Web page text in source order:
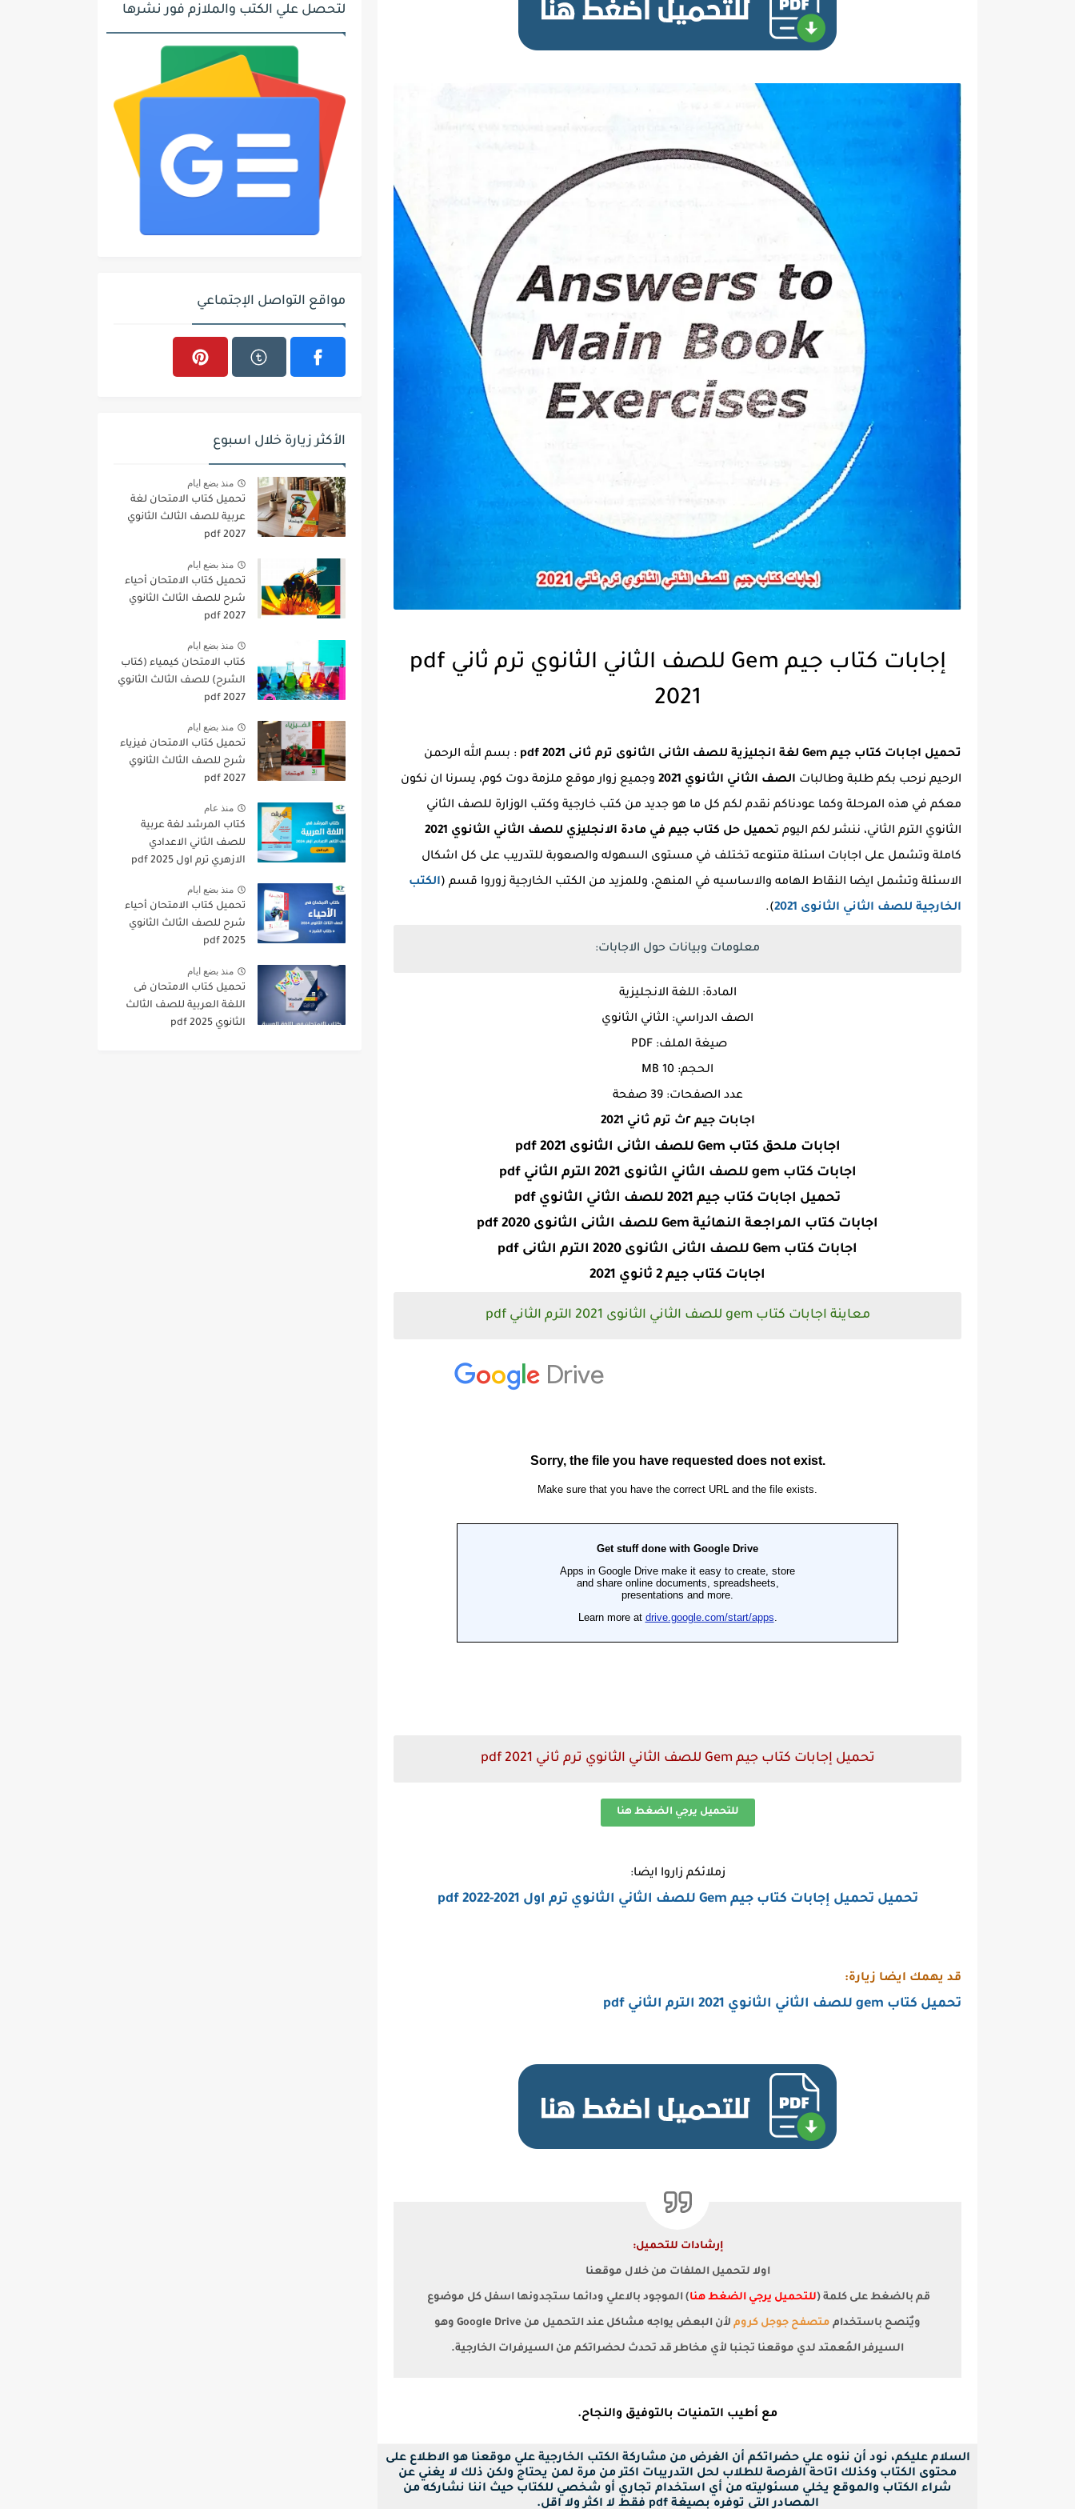
إجابات كتاب جيم Gem للصف الثاني الثانوي ترم ثاني pdf
2021
تحميل اجابات كتاب جيم Gem لغة انجليزية للصف الثانى الثانوى ترم ثانى 2021 pdf
: بسم الله الرحمن
الرحيم نرحب بكم طلبة وطالبات الصف الثاني الثانوي 2021
وجميع زوار موقع ملزمة دوت كوم، يسرنا ان نكون
معكم في هذه المرحلة وكما عودناكم نقدم لكم كل ما هو جديد من كتب خارجية وكتب الوزارة للصف الثاني
الثانوي الترم الثاني، ننشر لكم اليوم تحميل حل كتاب جيم في مادة الانجليزي للصف الثاني الثانوي 2021
كاملة وتشمل على اجابات اسئلة متنوعه تختلف في مستوى السهوله والصعوبة للتدريب على كل اشكال
الاسئلة وتشمل ايضا النقاط الهامه والاساسيه في المنهج، وللمزيد من الكتب الخارجية زوروا قسم (الكتب
الخارجية للصف الثاني الثانوى 2021
).
معلومات وبيانات حول الاجابات:
المادة: اللغة الانجليزية
الصف الدراسي: الثاني الثانوي
صيغة الملف: PDF
الحجم: 10 MB
عدد الصفحات: 39 صفحة
اجابات جيم ٢ث ترم ثاني 2021
اجابات ملحق كتاب Gem للصف الثانى الثانوى 2021 pdf
اجابات كتاب gem للصف الثاني الثانوى 2021 الترم الثاني pdf
تحميل اجابات كتاب جيم 2021 للصف الثاني الثانوي pdf
اجابات كتاب المراجعة النهائية Gem للصف الثانى الثانوى 2020 pdf
اجابات كتاب Gem للصف الثانى الثانوى 2020 الترم الثانى pdf
اجابات كتاب جيم 2 ثانوي 2021
معاينة اجابات كتاب gem للصف الثاني الثانوى 2021 الترم الثاني pdf
تحميل إجابات كتاب جيم Gem للصف الثاني الثانوي ترم ثاني pdf 2021
للتحميل يرجي الضغط هنا
زملائكم زاروا ايضا:
تحميل تحميل إجابات كتاب جيم Gem للصف الثاني الثانوي ترم اول pdf 2022-2021
قد يهمك ايضا زيارة:
تحميل كتاب gem للصف الثاني الثانوي 2021 الترم الثاني pdf
إرشادات للتحميل:
اولا لتحميل الملفات من خلال موقعنا
قم بالضغط على كلمة (للتحميل يرجي الضغط هنا) الموجود بالاعلي ودائما ستجدونها اسفل كل موضوع
ويٌنصح باستخدام متصفح جوجل كروم لأن البعض يواجه مشاكل عند التحميل من Google Drive وهو
السيرفر المُعمتد لدي موقعنا تجنبا لأي مخاطر قد تحدث لحضراتكم من السيرفرات الخارجية.
مع أطيب التمنيات بالتوفيق والنجاح.
السلام عليكم، نود أن ننوه علي حضراتكم أن الغرض من مشاركة الكتب الخارجية علي موقعنا هو الاطلاع على
محتوى الكتاب وكذلك اتاحة الفرصة للطلاب لحل التدريبات اكتر من مرة لمن يحتاج ولكن ذلك لا يغني عن
شراء الكتاب والموقع يخلي مسئوليته من أي استخدام تجاري أو شخصي للكتاب حيث اننا نشاركه من
المصادر التي توفره بصيغة pdf فقط لا اكثر ولا اقل.
لتحصل علي الكتب والملازم فور نشرها
مواقع التواصل الإجتماعي
الأكثر زيارة خلال اسبوع
منذ بضع ايام
تحميل كتاب الامتحان لغة
عربية للصف الثالث الثانوي
2027 pdf
منذ بضع ايام
تحميل كتاب الامتحان أحياء
شرح للصف الثالث الثانوي
2027 pdf
منذ بضع ايام
كتاب الامتحان كيمياء (كتاب
الشرح) للصف الثالث الثانوي
pdf 2027
منذ بضع ايام
تحميل كتاب الامتحان فيزياء
شرح للصف الثالث الثانوي
2027 pdf
منذ عام
كتاب المرشد لغة عربية
للصف الثاني الاعدادي
الازهري ترم اول 2025 pdf
منذ بضع ايام
تحميل كتاب الامتحان أحياء
شرح للصف الثالث الثانوي
2025 pdf
منذ بضع ايام
تحميل كتاب الامتحان فى
اللغة العربية للصف الثالث
الثانوي 2025 pdf